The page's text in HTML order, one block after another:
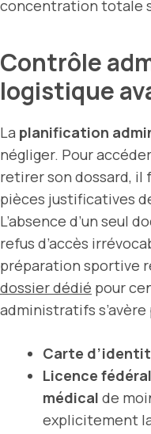
concentration totale
Contrôle
logistique
La planification
négliger. Pour
retirer son dossard, il
pièces justificatives
L’absence d’un seul
refus d’accès
préparation sportive
dossier dédié pour
administratifs
Carte
Licence
médical de
explicitement